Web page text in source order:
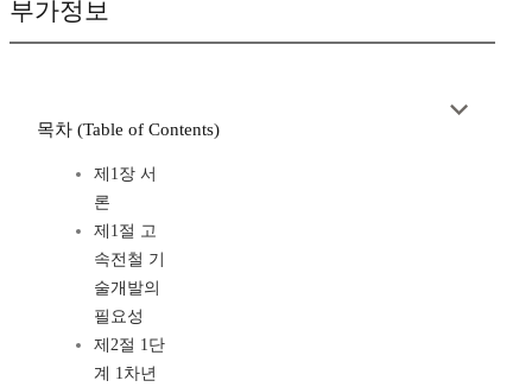
부가정보
목차 (Table of Contents)
제1장 서
론
제1절 고
속전철 기
술개발의
필요성
제2절 1단
계 1차년